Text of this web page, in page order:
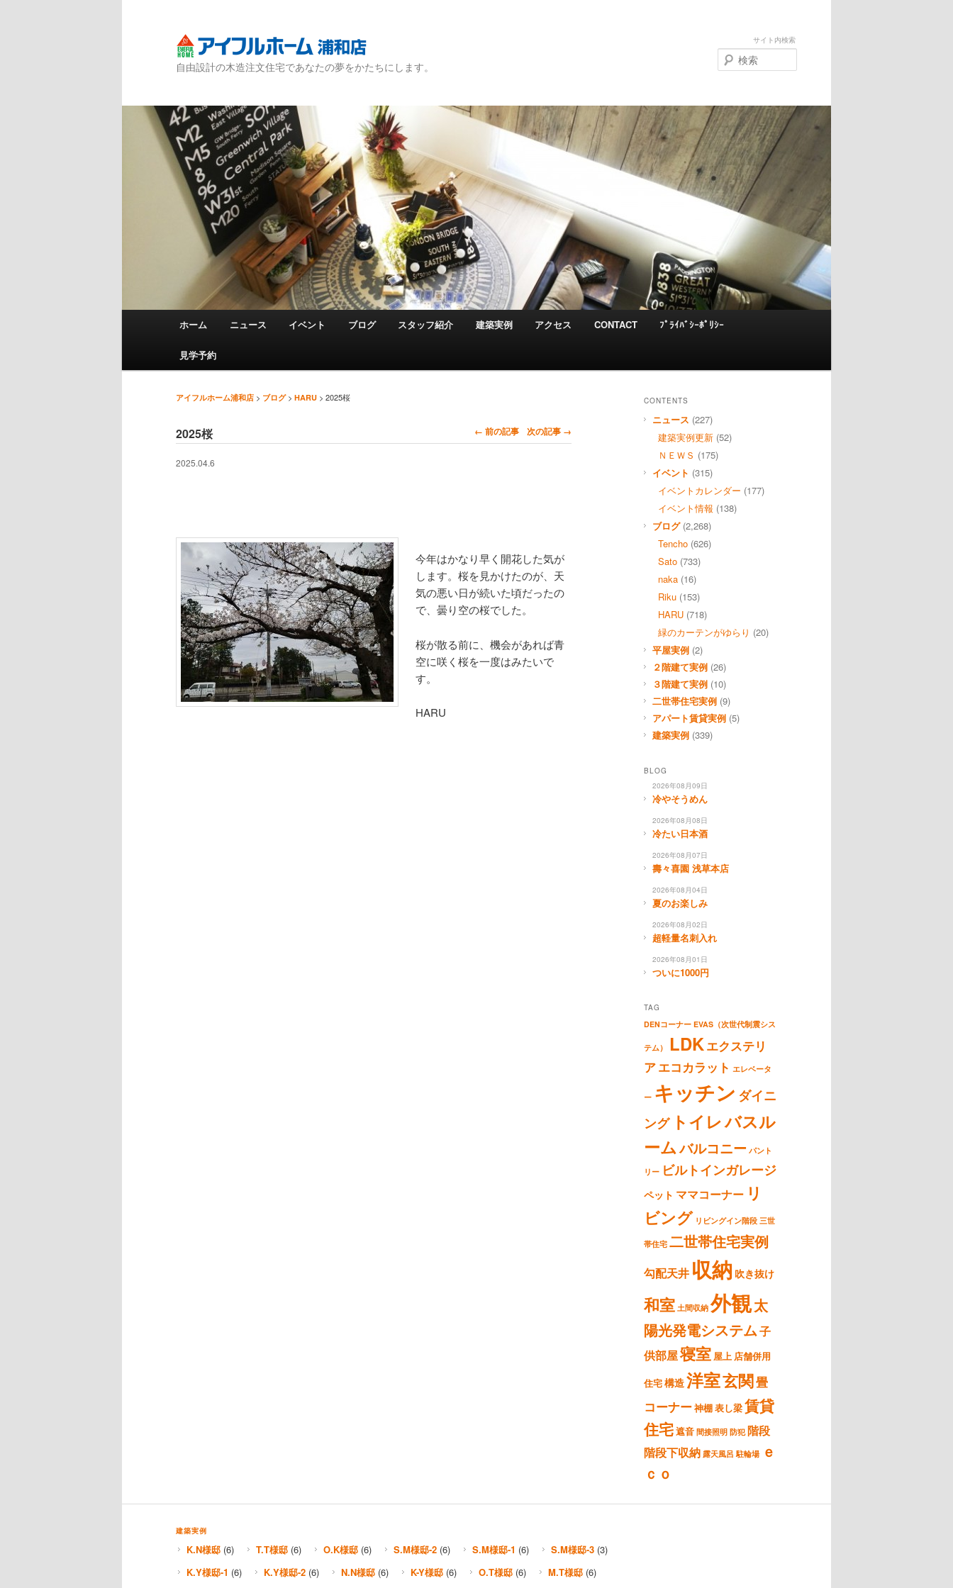
自由設計の木造注文住宅であなたの夢をかたちにします。
サイト内検索
メインコンテンツへ移動
サブコンテンツへ移動
ホーム ニュース イベント ブログ スタッフ紹介 建築実例 アクセス CONTACT ﾌﾟﾗｲﾊﾞｼｰﾎﾟﾘｼｰ
見学予約
アイフルホーム浦和店 > ブログ> HARU > 2025桜
投稿ナビゲーション ← 前の記事 次の記事 →
2025桜
2025.04.6
今年はかなり早く開花した気が
します。桜を見かけたのが、天
気の悪い日が続いた頃だったの
で、曇り空の桜でした。
桜が散る前に、機会があれば青
空に咲く桜を一度はみたいで
す。
HARU
CONTENTS
ニュース (227)
建築実例更新 (52)
ＮＥＷＳ (175)
イベント (315)
イベントカレンダー (177)
イベント情報 (138)
ブログ(2,268)
Tencho (626)
Sato (733)
naka (16)
Riku (153)
HARU (718)
緑のカーテンがゆらり (20)
平屋実例 (2)
２階建て実例 (26)
３階建て実例 (10)
二世帯住宅実例 (9)
アパート賃貸実例 (5)
建築実例 (339)
BLOG
2026年08月09日
冷やそうめん
2026年08月08日
冷たい日本酒
2026年08月07日
壽々喜園 浅草本店
2026年08月04日
夏のお楽しみ
2026年08月02日
超軽量名刺入れ
2026年08月01日
ついに1000円
TAG
DENコーナー EVAS（次世代制震シス
テム） LDKエクステリ
アエコカラット エレベータ
ー キッチン ダイニ
ング トイレバスル
ームバルコニー パント
リー ビルトインガレージ
ペット ママコーナー リ
ビング リビングイン階段 三世
帯住宅 二世帯住宅実例
勾配天井 収納 吹き抜け
和室 土間収納 外観太
陽光発電システム子
供部屋寝室 屋上 店舗併用
住宅構造洋室玄関畳
コーナー神棚表し梁賃貸
住宅遮音 間接照明 防犯 階段
階段下収納 露天風呂 駐輪場 ｅ
ｃｏ
建築実例
K.N様邸 (6) T.T様邸 (6) O.K様邸 (6) S.M様邸-2 (6) S.M様邸-1 (6) S.M様邸-3 (3)
K.Y様邸-1 (6) K.Y様邸-2 (6) N.N様邸 (6) K-Y様邸 (6) O.T様邸 (6) M.T様邸 (6)